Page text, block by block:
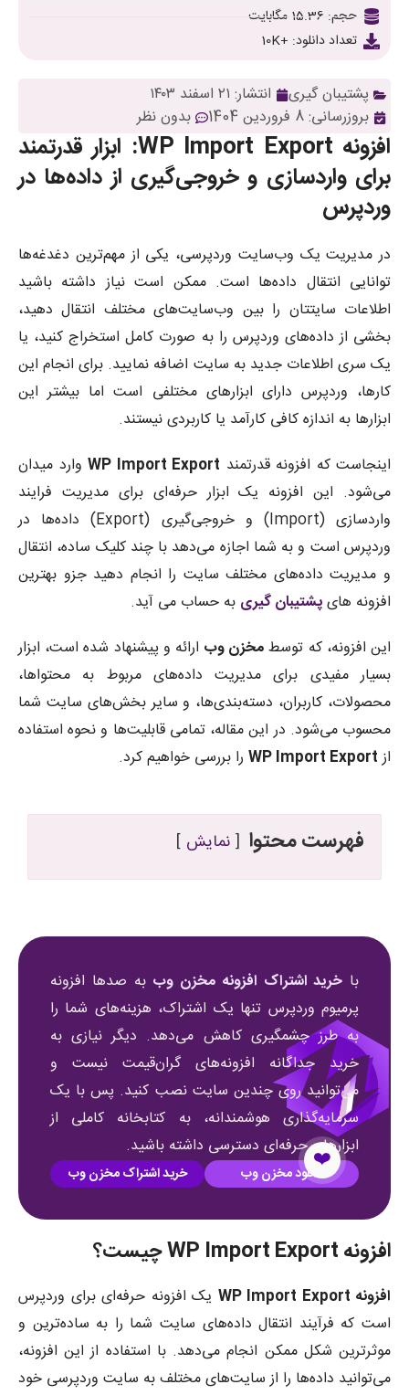
حجم: 15.36 مگابایت
تعداد دانلود: +10K
پشتیبان گیری انتشار: ۲۱ اسفند ۱۴۰۳
بروزرسانی: 8 فروردین 1404
بدون نظر
افزونه WP Import Export: ابزار قدرتمند
برای واردسازی و خروجی‌گیری از داده‌ها در
وردپرس
در مدیریت یک وب‌سایت وردپرسی، یکی از مهم‌ترین دغدغه‌ها
توانایی انتقال داده‌ها است. ممکن است نیاز داشته باشید
اطلاعات سایتتان را بین وب‌سایت‌های مختلف انتقال دهید،
بخشی از داده‌های وردپرس را به صورت کامل استخراج کنید، یا
یک سری اطلاعات جدید به سایت اضافه نمایید. برای انجام این
کارها، وردپرس دارای ابزارهای مختلفی است اما بیشتر این
ابزارها به اندازه کافی کارآمد یا کاربردی نیستند.
اینجاست که افزونه قدرتمند WP Import Export وارد میدان
می‌شود. این افزونه یک ابزار حرفه‌ای برای مدیریت فرایند
واردسازی (Import) و خروجی‌گیری (Export) داده‌ها در
وردپرس است و به شما اجازه می‌دهد با چند کلیک ساده، انتقال
و مدیریت داده‌های مختلف سایت را انجام دهید جزو بهترین
افزونه هایپشتیبان گیری به حساب می آید.
این افزونه، که توسطمخزن وب ارائه و پیشنهاد شده است، ابزار
بسیار مفیدی برای مدیریت داده‌های مربوط به محتواها،
محصولات، کاربران، دسته‌بندی‌ها، و سایر بخش‌های سایت شما
محسوب می‌شود. در این مقاله، تمامی قابلیت‌ها و نحوه استفاده
ازWP Import Export را بررسی خواهیم کرد.
فهرست محتوا نمایش
با خرید اشتراک افزونه مخزن وب به صدها افزونه
پرمیوم وردپرس تنها یک اشتراک، هزینه‌های شما را
به طرز چشمگیری کاهش می‌دهد. دیگر نیازی به
خرید جداگانه افزونه‌های گران‌قیمت نیست و
می‌توانید روی چندین سایت نصب کنید. پس با یک
سرمایه‌گذاری هوشمندانه، به کتابخانه کاملی از
ابزارهای حرفه‌ای دسترسی داشته باشید.
دانلود مخزن وب❤️ خرید اشتراک مخزن وب
افزونه WP Import Export چیست؟
افزونه WP Import Export
یک افزونه حرفه‌ای برای وردپرس
است که فرآیند انتقال داده‌های سایت شما را به ساده‌ترین و
موثرترین شکل ممکن انجام می‌دهد. با استفاده از این افزونه،
می‌توانید داده‌ها را از سایت‌های مختلف به سایت وردپرسی خود